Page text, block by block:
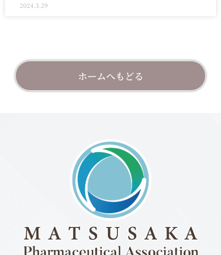
2024.3.29
ホームへもどる